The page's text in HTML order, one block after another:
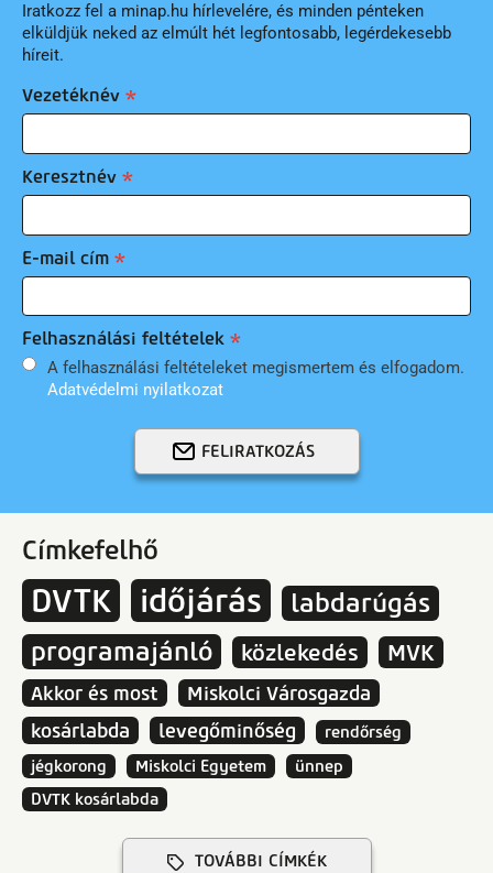
Iratkozz fel a minap.hu hírlevelére, és minden pénteken
elküldjük neked az elmúlt hét legfontosabb, legérdekesebb
híreit.
Vezetéknév
Keresztnév
E-mail cím
Felhasználási feltételek
A felhasználási feltételeket megismertem és elfogadom.
Adatvédelmi nyilatkozat
FELIRATKOZÁS
Címkefelhő
DVTK időjárás
labdarúgás
programajánló
közlekedés MVK
Akkor és most
Miskolci Városgazda
kosárlabda
levegőminőség
rendőrség
jégkorong
Miskolci Egyetem
ünnep
DVTK kosárlabda
TOVÁBBI CÍMKÉK